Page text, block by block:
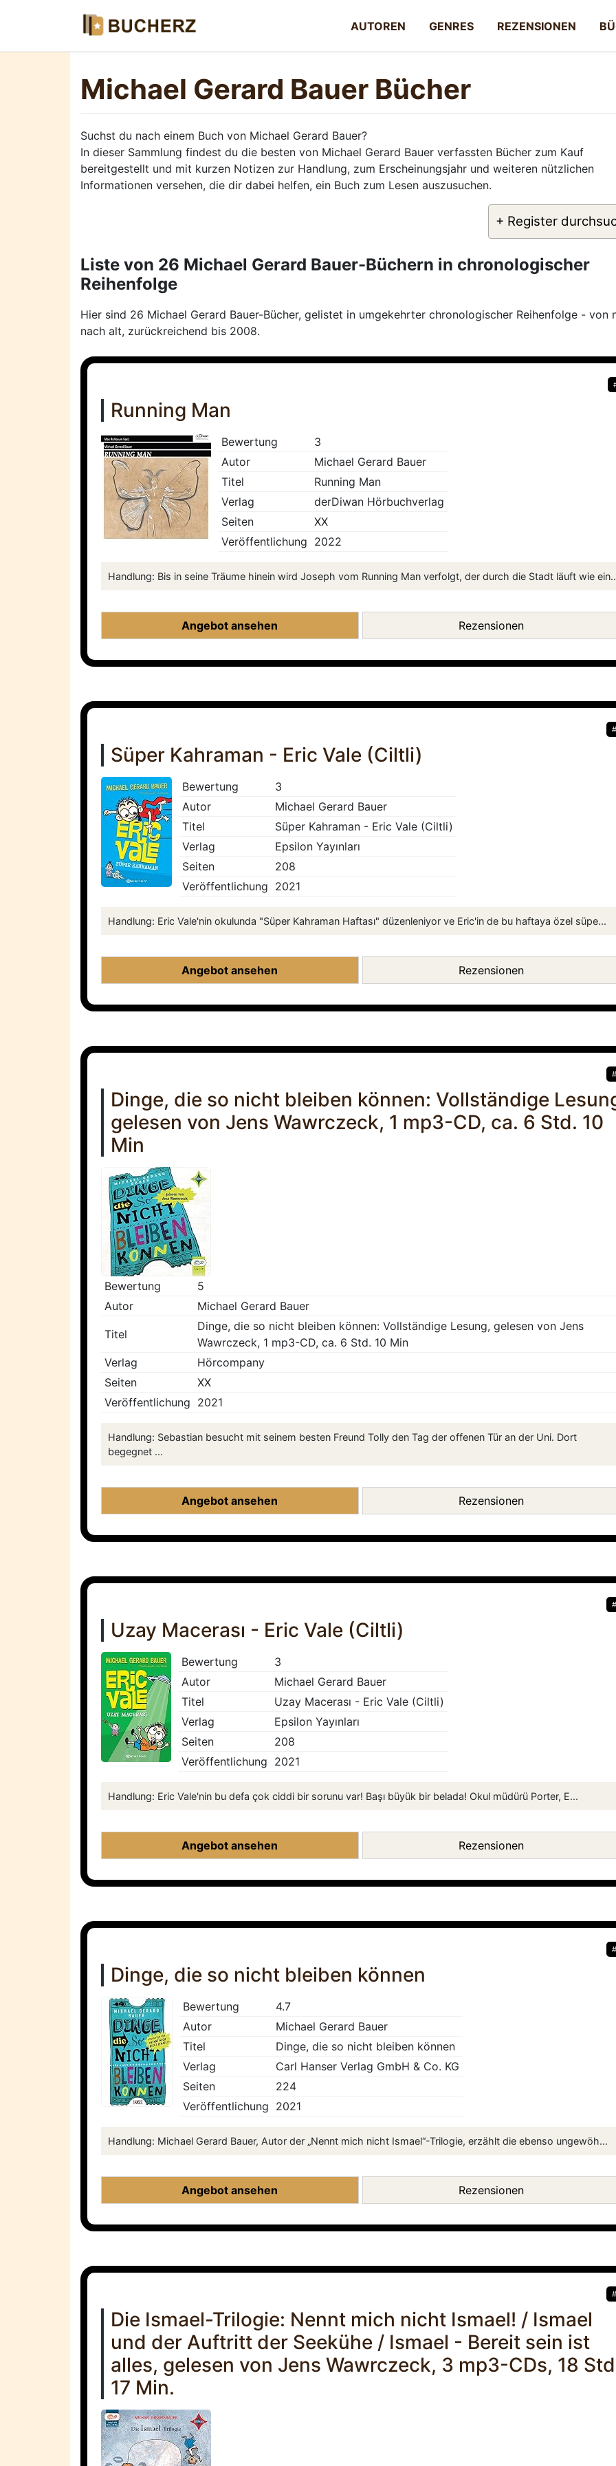
AUTOREN GENRES REZENSIONEN
Michael Gerard Bauer Bücher
Suchst du nach einem Buch von Michael Gerard Bauer?
In dieser Sammlung findest du die besten von Michael Gerard Bauer verfassten Bücher zum Kauf
bereitgestellt und mit kurzen Notizen zur Handlung, zum Erscheinungsjahr und weiteren nützlichen
Informationen versehen, die dir dabei helfen, ein Buch zum Lesen auszusuchen.
+ Register
Liste von 26 Michael Gerard Bauer-Büchern in chronologischer
Reihenfolge
Hier sind 26 Michael Gerard Bauer-Bücher, gelistet in umgekehrter chronologischer Reihenfolge - von
nach alt, zurückreichend bis 2008.
Running Man
Bewertung
3
Autor
Michael Gerard Bauer
Titel
Running Man
Verlag
derDiwan Hörbuchverlag
Seiten
XX
Veröffentlichung 2022
Handlung: Bis in seine Träume hinein wird Joseph vom Running Man verfolgt, der durch die Stadt läuft wie
Angebot ansehen Rezensionen
Süper Kahraman - Eric Vale (Ciltli)
Bewertung
3
Autor
Michael Gerard Bauer
Titel
Süper Kahraman - Eric Vale (Ciltli)
Verlag
Epsilon Yayınları
Seiten
208
Veröffentlichung 2021
Handlung: Eric Vale'nin okulunda "Süper Kahraman Haftası" düzenleniyor ve Eric'in de bu haftaya özel süpe...
Angebot ansehen Rezensionen
Dinge, die so nicht bleiben können: Vollständige
gelesen von Jens Wawrczeck, 1 mp3-CD, ca. 6 Std. 10
Min
Bewertung
5
Autor
Michael Gerard Bauer
Titel
Dinge, die so nicht bleiben können: Vollständige Lesung, gelesen von Jens
Wawrczeck, 1 mp3-CD, ca. 6 Std. 10 Min
Verlag
Hörcompany
Seiten
XX
Veröffentlichung 2021
Handlung: Sebastian besucht mit seinem besten Freund Tolly den Tag der offenen Tür an der Uni. Dort
begegnet ...
Angebot ansehen Rezensionen
Uzay Macerası - Eric Vale (Ciltli)
Bewertung
3
Autor
Michael Gerard Bauer
Titel
Uzay Macerası - Eric Vale (Ciltli)
Verlag
Epsilon Yayınları
Seiten
208
Veröffentlichung 2021
Handlung: Eric Vale'nin bu defa çok ciddi bir sorunu var! Başı büyük bir belada! Okul müdürü Porter, E...
Angebot ansehen Rezensionen
Dinge, die so nicht bleiben können
Bewertung
4.7
Autor
Michael Gerard Bauer
Titel
Dinge, die so nicht bleiben können
Verlag
Carl Hanser Verlag GmbH & Co. KG
Seiten
224
Veröffentlichung 2021
Handlung: Michael Gerard Bauer, Autor der „Nennt mich nicht Ismael“-Trilogie, erzählt die ebenso ungewöh...
Angebot ansehen Rezensionen
Die Ismael-Trilogie: Nennt mich nicht Ismael! / Ismael
und der Auftritt der Seekühe / Ismael - Bereit sein ist
alles, gelesen von Jens Wawrczeck, 3 mp3-CDs, 18
17 Min.